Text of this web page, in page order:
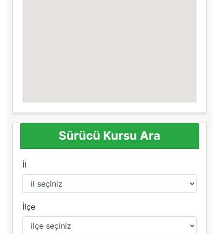
Sürücü Kursu Ara
İl
İlçe